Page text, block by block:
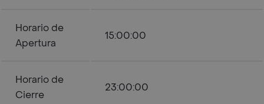
Horario de
Apertura
15:00:00
Horario de
Cierre
23:00:00